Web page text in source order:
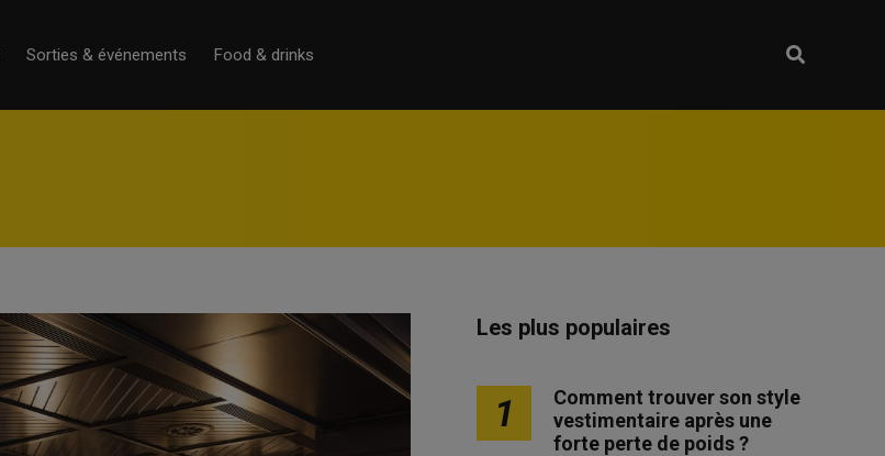
Sorties & événements Food & drinks
Les plus populaires
1
Comment trouver son style
vestimentaire après une
forte perte de poids ?